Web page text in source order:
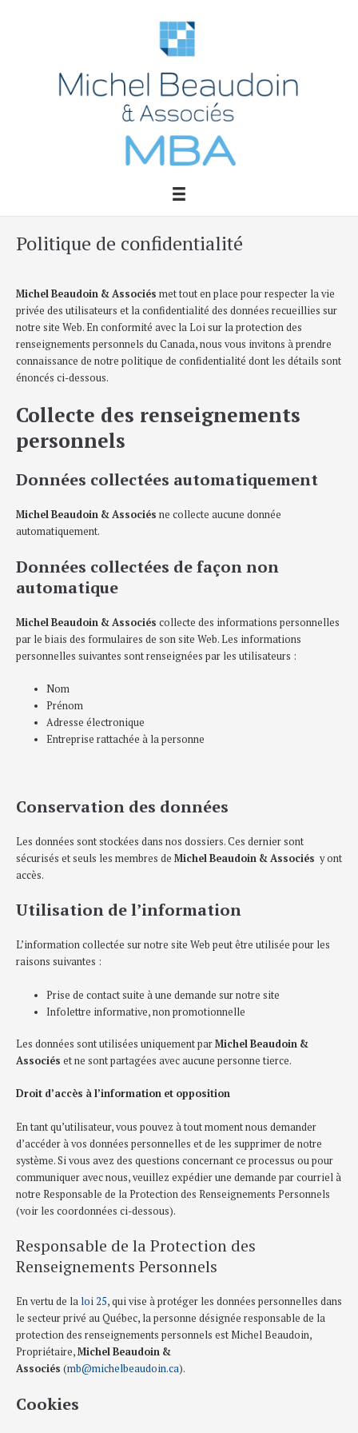
Politique de confidentialité
Michel Beaudoin & Associés met tout en place pour respecter la vie
privée des utilisateurs et la confidentialité des données recueillies sur
notre site Web. En conformité avec la Loi sur la protection des
renseignements personnels du Canada, nous vous invitons à prendre
connaissance de notre politique de confidentialité dont les détails sont
énoncés ci-dessous.
Collecte des renseignements
personnels
Données collectées automatiquement
Michel Beaudoin & Associés ne collecte aucune donnée
automatiquement.
Données collectées de façon non
automatique
Michel Beaudoin & Associés collecte des informations personnelles
par le biais des formulaires de son site Web. Les informations
personnelles suivantes sont renseignées par les utilisateurs :
Nom
Prénom
Adresse électronique
Entreprise rattachée à la personne
Conservation des données
Les données sont stockées dans nos dossiers. Ces dernier sont
sécurisés et seuls les membres de Michel Beaudoin & Associés y ont
accès.
Utilisation de l’information
L’information collectée sur notre site Web peut être utilisée pour les
raisons suivantes :
Prise de contact suite à une demande sur notre site
Infolettre informative, non promotionnelle
Les données sont utilisées uniquement parMichel Beaudoin &
Associés et ne sont partagées avec aucune personne tierce.
Droit d’accès à l’information et opposition
En tant qu’utilisateur, vous pouvez à tout moment nous demander
d’accéder à vos données personnelles et de les supprimer de notre
système. Si vous avez des questions concernant ce processus ou pour
communiquer avec nous, veuillez expédier une demande par courriel à
notre Responsable de la Protection des Renseignements Personnels
(voir les coordonnées ci-dessous).
Responsable de la Protection des
Renseignements Personnels
En vertu de la loi 25, qui vise à protéger les données personnelles dans
le secteur privé au Québec, la personne désignée responsable de la
protection des renseignements personnels est Michel Beaudoin,
Propriétaire,Michel Beaudoin &
Associés (mb@michelbeaudoin.ca).
Cookies